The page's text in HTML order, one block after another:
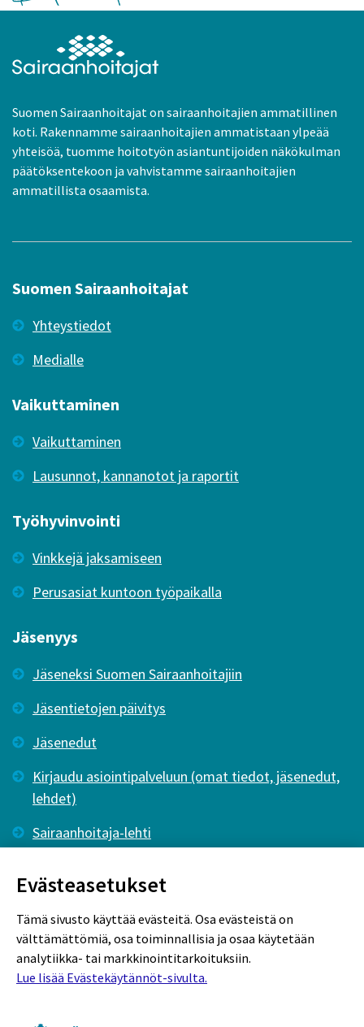
Suomen Sairaanhoitajat on sairaanhoitajien ammatillinen
koti. Rakennamme sairaanhoitajien ammatistaan ylpeää
yhteisöä, tuomme hoitotyön asiantuntijoiden näkökulman
päätöksentekoon ja vahvistamme sairaanhoitajien
ammatillista osaamista.
Suomen Sairaanhoitajat
Yhteystiedot
Medialle
Vaikuttaminen
Vaikuttaminen
Lausunnot, kannanotot ja raportit
Työhyvinvointi
Vinkkejä jaksamiseen
Perusasiat kuntoon työpaikalla
Jäsenyys
Jäseneksi Suomen Sairaanhoitajiin
Jäsentietojen päivitys
Jäsenedut
Kirjaudu asiointipalveluun (omat tiedot, jäsenedut,
lehdet)
Sairaanhoitaja-lehti
Evästeasetukset
Tämä sivusto käyttää evästeitä. Osa evästeistä on
välttämättömiä, osa toiminnallisia ja osaa käytetään
analytiikka- tai markkinointitarkoituksiin.
Lue lisää Evästekäytännöt-sivulta.